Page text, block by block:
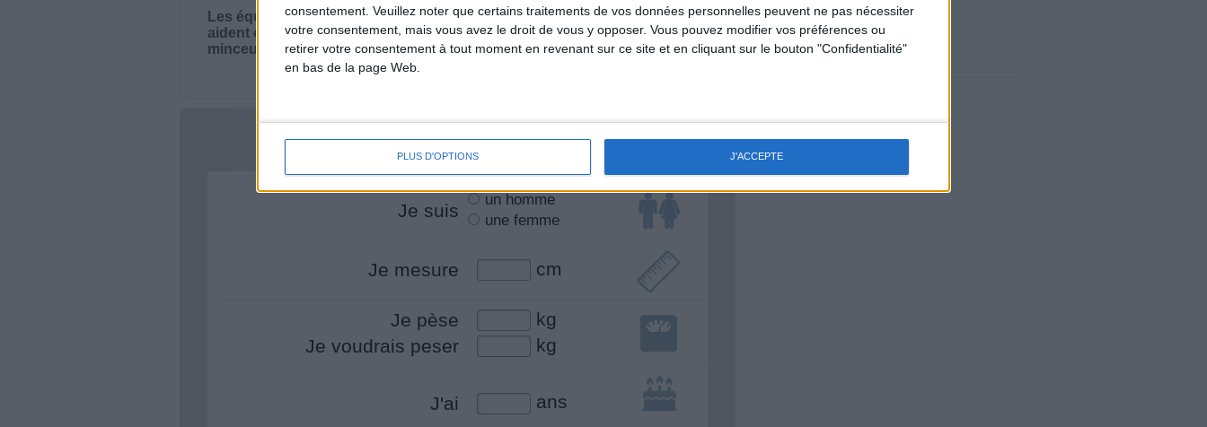
consentement. Veuillez noter que certains traitements de vos données personnelles peuvent ne pas nécessiter
votre consentement, mais vous avez le droit de vous y opposer. Vous pouvez modifier vos préférences ou
retirer votre consentement à tout moment en revenant sur ce site et en cliquant sur le bouton "Confidentialité"
en bas de la page Web.
PLUS D'OPTIONS J'ACCEPTE
Les équipes du Service-client et de la Communauté Savoir Maigrir vous
aident chaque semaine à vous rapprocher sereinement de votre objectif
minceur.
Votre bilan minceur
Je suis
un homme
une femme
Je mesure cm
Je pèse
kg
Je voudrais peser
kg
J'ai ans
Nouveautés